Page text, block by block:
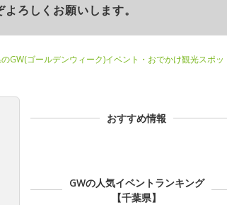
ろしくお願いします。
GW(ゴールデンウィーク)イベント・おでかけ観光スポッ
おすすめ情報
GWの人気イベントランキング
【千葉県】